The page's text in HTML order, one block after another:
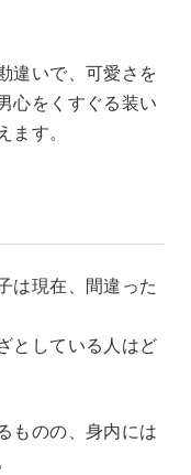
違いで、可愛さを
心をくすぐる装い
す。
は現在、間違った
としている人はど
ものの、身内には